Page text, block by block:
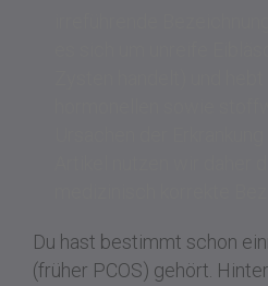
Du hast bestimmt schon
(früher PCOS) gehört.